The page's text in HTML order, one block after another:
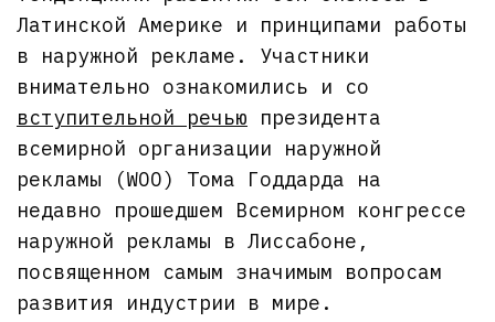
Латинской Америке и принципами работы
в наружной рекламе. Участники
внимательно ознакомились и со
вступительной речью президента
всемирной организации наружной
рекламы (WOO) Тома Годдарда на
недавно прошедшем Всемирном конгрессе
наружной рекламы в Лиссабоне,
посвященном самым значимым вопросам
развития индустрии в мире.